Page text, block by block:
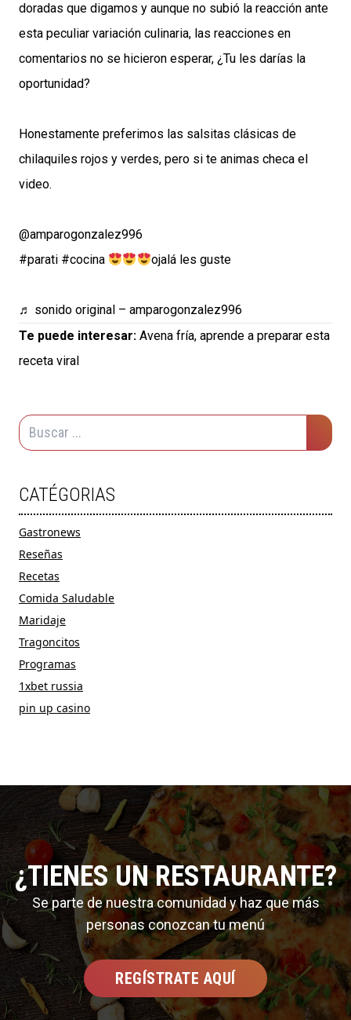
doradas que digamos y aunque no subió la reacción ante
esta peculiar variación culinaria, las reacciones en
comentarios no se hicieron esperar, ¿Tu les darías la
oportunidad?
Honestamente preferimos las salsitas clásicas de
chilaquiles rojos y verdes, pero si te animas checa el
video.
@amparogonzalez996
#parati #cocina ojalá les guste
♬ sonido original – amparogonzalez996
Te puede interesar: Avena fría, aprende a preparar esta
receta viral
CATÉGORIAS
Gastronews
Reseñas
Recetas
Comida Saludable
Maridaje
Tragoncitos
Programas
1xbet russia
pin up casino
¿TIENES UN RESTAURANTE?
Se parte de nuestra comunidad y haz que más
personas conozcan tu menú
REGÍSTRATE AQUÍ